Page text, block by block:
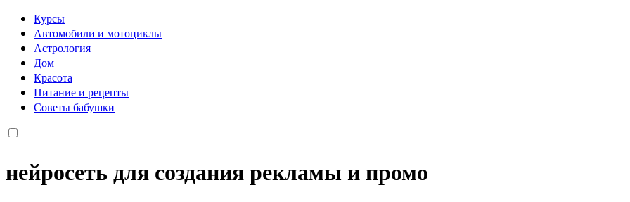
Курсы
Автомобили и мотоциклы
Астрология
Дом
Красота
Питание и рецепты
Советы бабушки
нейросеть для создания рекламы и промо